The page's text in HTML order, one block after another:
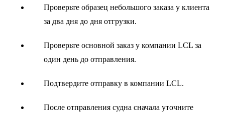
Проверьте образец небольшого заказа у клиента
за два дня до дня отгрузки.
Проверьте основной заказ у компании LCL за
один день до отправления.
Подтвердите отправку в компании LCL.
После отправления судна сначала уточните